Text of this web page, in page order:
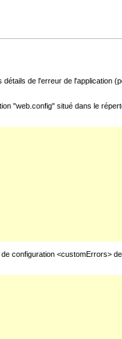
de l'erreur de l'application
"web.config" situé dans le
configuration <customErrors>